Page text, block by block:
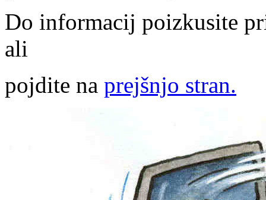
Do informacij poizkusite
ali
pojdite na prejšnjo stran.